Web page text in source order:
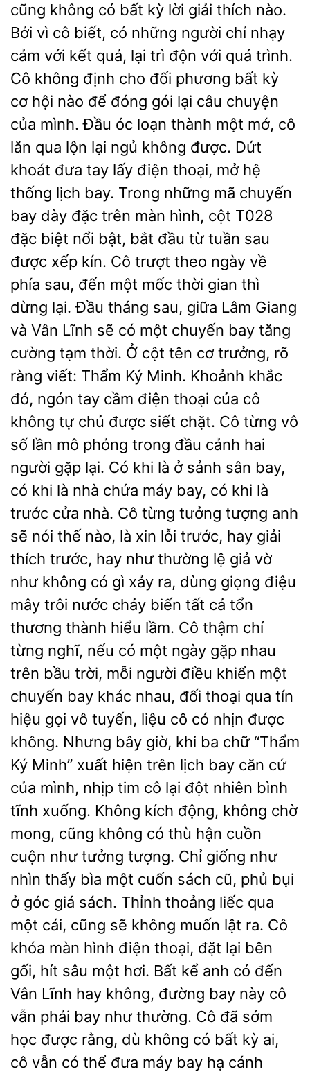
cũng không có bất kỳ lời giải thích nào.
Bởi vì cô biết, có những người chỉ nhạy
cảm với kết quả, lại trì độn với quá trình.
Cô không định cho đối phương bất kỳ
cơ hội nào để đóng gói lại câu chuyện
của mình. Đầu óc loạn thành một mớ, cô
lăn qua lộn lại ngủ không được. Dứt
khoát đưa tay lấy điện thoại, mở hệ
thống lịch bay. Trong những mã chuyến
bay dày đặc trên màn hình, cột T028
đặc biệt nổi bật, bắt đầu từ tuần sau
được xếp kín. Cô trượt theo ngày về
phía sau, đến một mốc thời gian thì
dừng lại. Đầu tháng sau, giữa Lâm Giang
và Vân Lĩnh sẽ có một chuyến bay tăng
cường tạm thời. Ở cột tên cơ trưởng, rõ
ràng viết: Thẩm Ký Minh. Khoảnh khắc
đó, ngón tay cầm điện thoại của cô
không tự chủ được siết chặt. Cô từng vô
số lần mô phỏng trong đầu cảnh hai
người gặp lại. Có khi là ở sảnh sân bay,
có khi là nhà chứa máy bay, có khi là
trước cửa nhà. Cô từng tưởng tượng anh
sẽ nói thế nào, là xin lỗi trước, hay giải
thích trước, hay như thường lệ giả vờ
như không có gì xảy ra, dùng giọng điệu
mây trôi nước chảy biến tất cả tổn
thương thành hiểu lầm. Cô thậm chí
từng nghĩ, nếu có một ngày gặp nhau
trên bầu trời, mỗi người điều khiển một
chuyến bay khác nhau, đối thoại qua tín
hiệu gọi vô tuyến, liệu cô có nhịn được
không. Nhưng bây giờ, khi ba chữ “Thẩm
Ký Minh” xuất hiện trên lịch bay căn cứ
của mình, nhịp tim cô lại đột nhiên bình
tĩnh xuống. Không kích động, không chờ
mong, cũng không có thù hận cuồn
cuộn như tưởng tượng. Chỉ giống như
nhìn thấy bìa một cuốn sách cũ, phủ bụi
ở góc giá sách. Thỉnh thoảng liếc qua
một cái, cũng sẽ không muốn lật ra. Cô
khóa màn hình điện thoại, đặt lại bên
gối, hít sâu một hơi. Bất kể anh có đến
Vân Lĩnh hay không, đường bay này cô
vẫn phải bay như thường. Cô đã sớm
học được rằng, dù không có bất kỳ ai,
cô vẫn có thể đưa máy bay hạ cánh